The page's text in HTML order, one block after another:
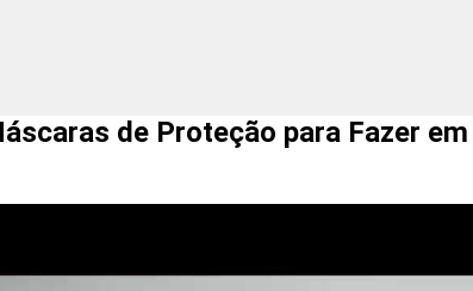
de Proteção para Fazer em